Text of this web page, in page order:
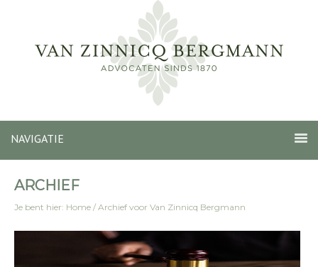
NAVIGATIE
ARCHIEF
Je bent hier: Home / Archief voor Van Zinnicq Bergmann